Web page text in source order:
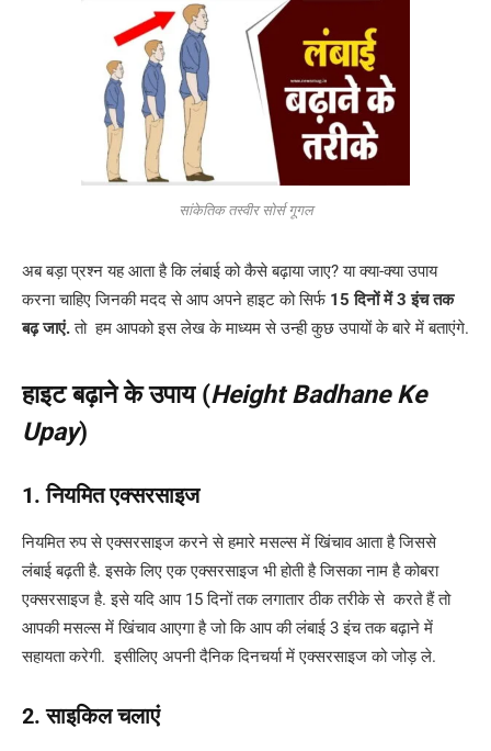
सांकेतिक तस्वीर सोर्स गूगल
अब बड़ा प्रश्न यह आता है कि लंबाई को कैसे बढ़ाया जाए? या क्या-क्या उपाय
करना चाहिए जिनकी मदद से आप अपने हाइट को सिर्फ 15 दिनों में 3 इंच तक
बढ़ जाएं.तो हम आपको इस लेख के माध्यम से उन्ही कुछ उपायों के बारे में बताएंगे.
हाइट बढ़ाने के उपाय (Height Badhane Ke
Upay)
1. नियमित एक्सरसाइज
नियमित रुप से एक्सरसाइज करने से हमारे मसल्स में खिंचाव आता है जिससे
लंबाई बढ़ती है. इसके लिए एक एक्सरसाइज भी होती है जिसका नाम है कोबरा
एक्सरसाइज है. इसे यदि आप 15 दिनों तक लगातार ठीक तरीके से करते हैं तो
आपकी मसल्स में खिंचाव आएगा है जो कि आप की लंबाई 3 इंच तक बढ़ाने में
सहायता करेगी. इसीलिए अपनी दैनिक दिनचर्या में एक्सरसाइज को जोड़ ले.
2. साइकिल चलाएं